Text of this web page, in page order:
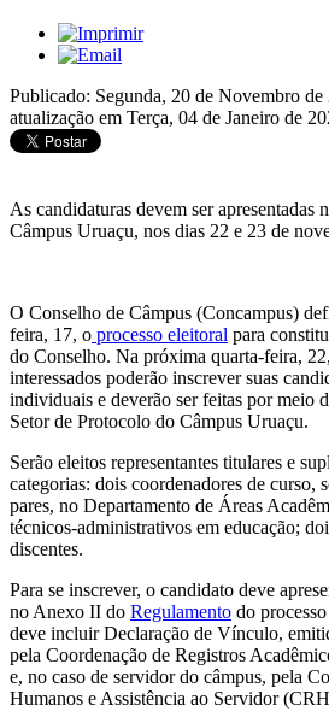
Publicado: Segunda, 20 de Novembro
atualização em Terça, 04 de Janeiro de
As candidaturas devem ser apresentadas
Câmpus Uruaçu, nos dias 22 e 23 de
O Conselho de Câmpus (Concampus)
feira, 17, o processo eleitoral para
do Conselho. Na próxima quarta-feira,
interessados poderão inscrever suas
individuais e deverão ser feitas por meio
Setor de Protocolo do Câmpus Uruaçu.
Serão eleitos representantes titulares e
categorias: dois coordenadores de curso,
pares, no Departamento de Áreas
técnicos-administrativos em educação;
discentes.
Para se inscrever, o candidato deve
no Anexo II do Regulamento do
deve incluir Declaração de Vínculo,
pela Coordenação de Registros
e, no caso de servidor do câmpus, pela
Humanos e Assistência ao Servidor